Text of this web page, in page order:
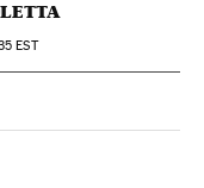
EST